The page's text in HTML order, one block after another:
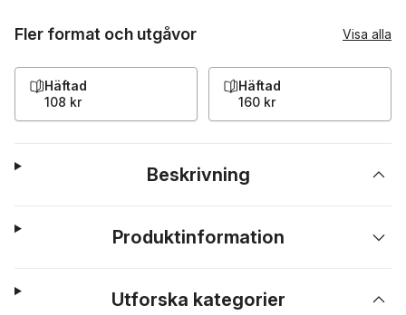
Fler format och utgåvor Visa alla
Häftad
108 kr
Häftad
160 kr
Beskrivning
Produktinformation
Utforska kategorier